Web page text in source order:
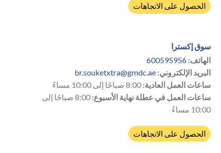
الحصول على الاتجاهات
سوق إكسترا
الهاتف: 600595956
البريد الإلكتروني: br.souketxtra@gmdc.ae
ساعات العمل العادية:
ساعات العمل في عطلة نهاية الأسبوع:
8:00 صباحًا إلى
10:00 مساءً
الحصول على الاتجاهات